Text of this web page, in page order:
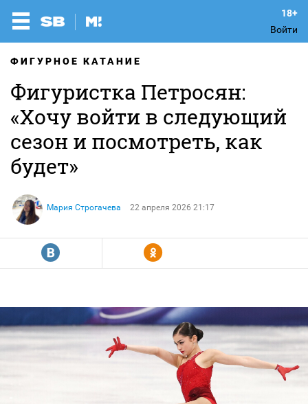
Войти
ФИГУРНОЕ КАТАНИЕ
Фигуристка Петросян:
«Хочу войти в следующий
сезон и посмотреть, как
будет»
Мария Строгачева 22 апреля 2026 21:17
R Y